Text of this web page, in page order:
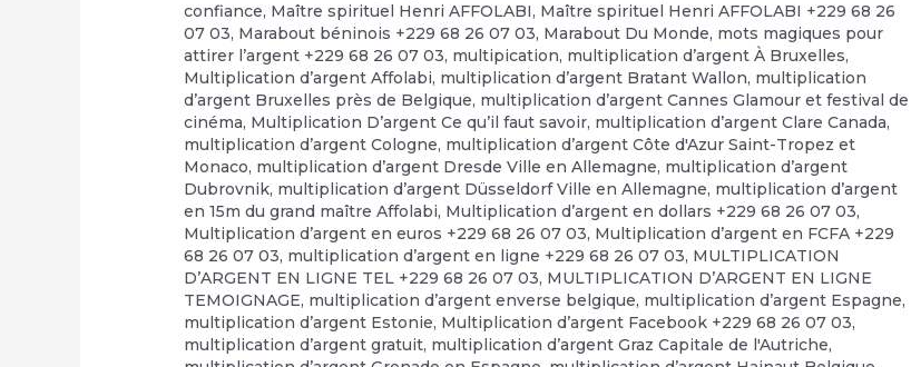
confiance, Maître spirituel Henri AFFOLABI, Maître spirituel Henri AFFOLABI +229 68 26
07 03, Marabout béninois +229 68 26 07 03, Marabout Du Monde, mots magiques pour
attirer l’argent +229 68 26 07 03, multipication, multiplication d’argent À Bruxelles,
Multiplication d’argent Affolabi, multiplication d’argent Bratant Wallon, multiplication
d’argent Bruxelles près de Belgique, multiplication d’argent Cannes Glamour et festival de
cinéma, Multiplication D’argent Ce qu’il faut savoir, multiplication d’argent Clare Canada,
multiplication d’argent Cologne, multiplication d’argent Côte d'Azur Saint-Tropez et
Monaco, multiplication d’argent Dresde Ville en Allemagne, multiplication d’argent
Dubrovnik, multiplication d’argent Düsseldorf Ville en Allemagne, multiplication d’argent
en 15m du grand maître Affolabi, Multiplication d’argent en dollars +229 68 26 07 03,
Multiplication d’argent en euros +229 68 26 07 03, Multiplication d’argent en FCFA +229
68 26 07 03, multiplication d’argent en ligne +229 68 26 07 03, MULTIPLICATION
D’ARGENT EN LIGNE TEL +229 68 26 07 03, MULTIPLICATION D’ARGENT EN LIGNE
TEMOIGNAGE, multiplication d’argent enverse belgique, multiplication d’argent Espagne,
multiplication d’argent Estonie, Multiplication d’argent Facebook +229 68 26 07 03,
multiplication d’argent gratuit, multiplication d’argent Graz Capitale de l'Autriche,